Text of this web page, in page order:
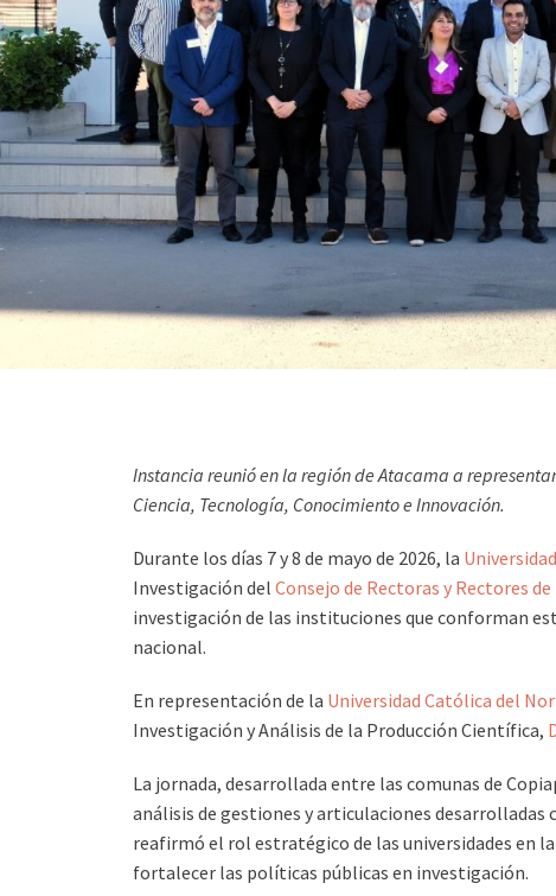
Instancia reunió en la región de Atacama a
Ciencia, Tecnología, Conocimiento e Innovación.
Durante los días 7 y 8 de mayo de 2026, la
Investigación del Consejo de Rectoras y Rectores
investigación de las instituciones que conforman
nacional.
En representación de la Universidad Católica del
Investigación y Análisis de la Producción Científica,
La jornada, desarrollada entre las comunas de
análisis de gestiones y articulaciones desarrolladas
reafirmó el rol estratégico de las universidades en
fortalecer las políticas públicas en investigación.